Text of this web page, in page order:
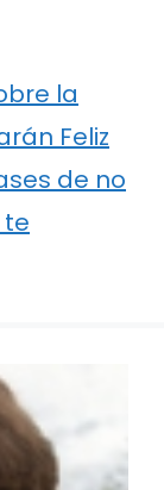
la
Feliz
de no